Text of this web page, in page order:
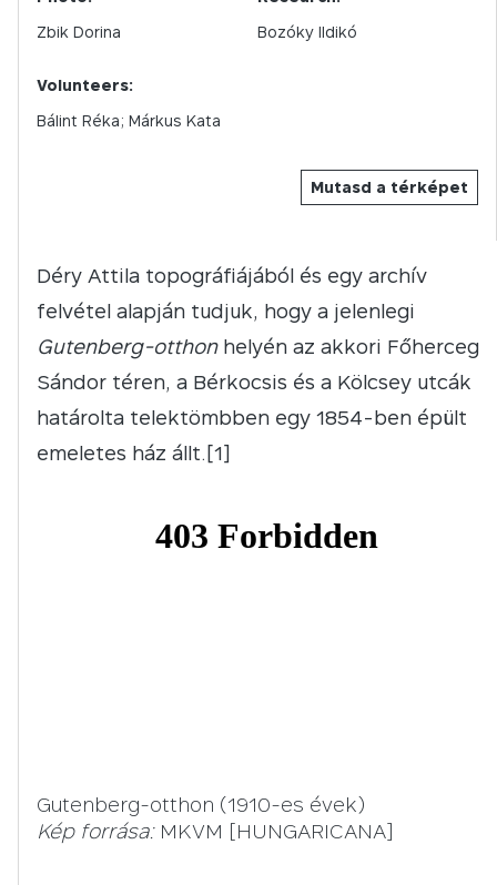
Mutasd a térképet
Zbik Dorina
Bozóky Ildikó
Volunteers:
Bálint Réka; Márkus Kata
Déry Attila topográfiájából és egy archív
felvétel alapján tudjuk, hogy a jelenlegi
Gutenberg-otthonhelyén az akkori Főherceg
Sándor téren, a Bérkocsis és a Kölcsey utcák
határolta telektömbben egy 1854-ben épült
emeletes ház állt.[1]
Gutenberg-otthon (1910-es évek)
Kép forrása:MKVM [HUNGARICANA]